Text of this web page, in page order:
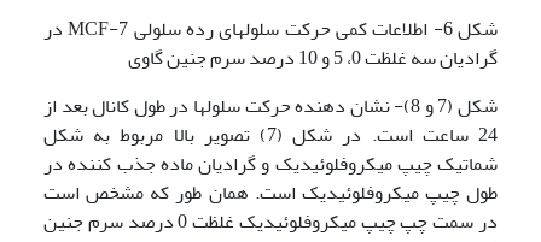
شکل 6- اطلاعات کمی حرکت سلولهای رده سلولی MCF-7 در
گرادیان سه غلظت 0، 5 و 10 درصد سرم جنین گاوی
شکل (7 و 8)- نشان دهنده حرکت سلولها در طول کانال بعد از
24 ساعت است. در شکل (7) تصویر بالا مربوط به شکل
شماتیک چیپ میکروفلوئیدیک و گرادیان ماده جذب کننده در
طول چیپ میکروفلوئیدیک است. همان طور که مشخص است
در سمت چپ چیپ میکروفلوئیدیک غلظت 0 درصد سرم جنین